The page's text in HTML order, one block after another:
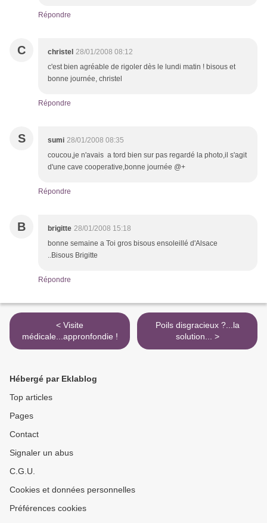
Répondre
C christel 28/01/2008 08:12
c'est bien agréable de rigoler dès le lundi matin ! bisous et
bonne journée, christel
Répondre
S sumi 28/01/2008 08:35
coucou,je n'avais a tord bien sur pas regardé la photo,il s'agit
d'une cave cooperative,bonne journée @+
Répondre
B brigitte 28/01/2008 15:18
bonne semaine a Toi gros bisous ensoleillé d'Alsace
..Bisous Brigitte
Répondre
< Visite
médicale...appronfondie !
Poils disgracieux ?...la
solution... >
Hébergé par Eklablog
Top articles
Pages
Contact
Signaler un abus
C.G.U.
Cookies et données personnelles
Préférences cookies